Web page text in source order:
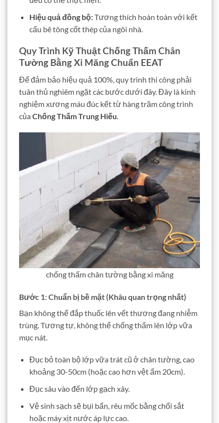
Hiệu quả đồng bộ:Tương thích hoàn toàn với kết
cấu bê tông cốt thép của ngôi nhà.
Quy Trình Kỹ Thuật Chống Thấm Chân
Tường Bằng Xi Măng Chuẩn EEAT
Để đảm bảo hiệu quả 100%, quy trình thi công phải
tuân thủ nghiêm ngặt các bước dưới đây. Đây là kinh
nghiệm xương máu đúc kết từ hàng trăm công trình
của Chống Thấm Trung Hiếu.
chống thấm chân tường bằng xi măng
Bước 1: Chuẩn bị bề mặt (Khâu quan trọng nhất)
Bạn không thể đắp thuốc lên vết thương đang nhiễm
trùng. Tương tự, không thể chống thấm lên lớp vữa
mục nát.
Đục bỏ toàn bộ lớp vữa trát cũ ở chân tường, cao
khoảng 30-50cm (hoặc cao hơn vệt ẩm 20cm).
Đục sâu vào đến lớp gạch xây.
Vệ sinh sạch sẽ bụi bẩn, rêu mốc bằng chổi sắt
hoặc máy xịt nước áp lực cao.